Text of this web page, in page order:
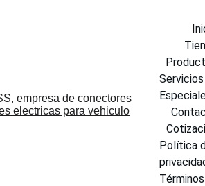
Servicios
Política